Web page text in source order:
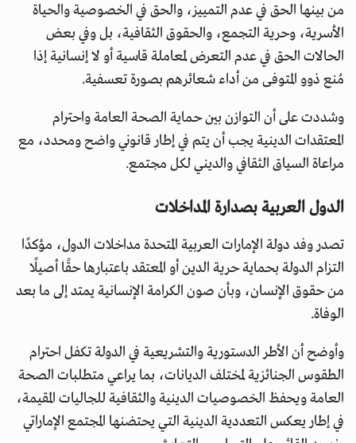
من بينها الحق في عدم التمييز، والحق في الخصوصية والحياة
الأسرية، وحرية التجمع، والحقوق الثقافية، بل وفي بعض
الحالات الحق في عدم التعرض لمعاملة قاسية أو لا إنسانية إذا
مُنع ذوو المتوفى من أداء شعائرهم بصورة تعسفية.
وشددت على أن التوازن بين حماية الصحة العامة واحترام
المعتقدات الدينية يجب أن يتم في إطار قانوني واضح ومحدد، مع
مراعاة السياق الثقافي والديني لكل مجتمع.
الدول العربية بصدارة المداخلات
تصدر وفد دولة الإمارات العربية المتحدة مداخلات الدول، مؤكدًا
التزام الدولة بحماية حرية الدين أو المعتقد باعتبارها حقًا أصيلًا
من حقوق الإنسان، وبأن صون الكرامة الإنسانية يمتد إلى ما بعد
الوفاة.
وأوضح أن الأطر الدستورية والتشريعية في الدولة تكفل احترام
الطقوس الجنائزية لمختلف الديانات، بما يراعي متطلبات الصحة
العامة ويحفظ الخصوصيات الدينية والثقافية للجاليات المقيمة،
في إطار يعكس التعددية الدينية التي يحتضنها المجتمع الإماراتي